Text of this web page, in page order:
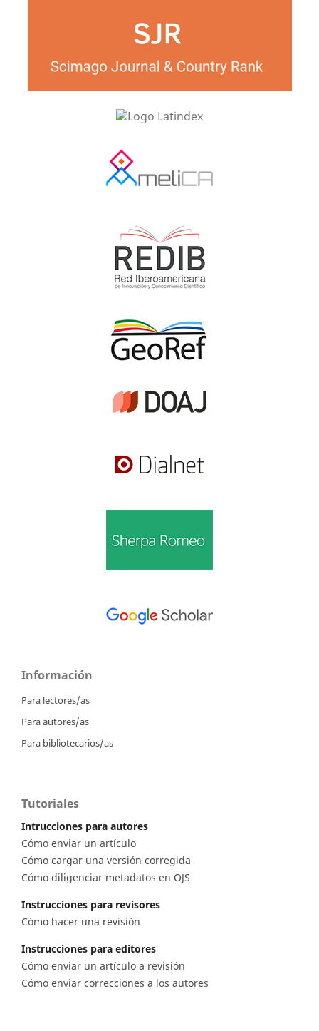
Información
Para lectores/as
Para autores/as
Para bibliotecarios/as
Tutoriales
Intrucciones para autores
Cómo enviar un artículo
Cómo cargar una versión corregida
Cómo diligenciar metadatos en OJS
Instrucciones para revisores
Cómo hacer una revisión
Instrucciones para editores
Cómo enviar un artículo a revisión
Cómo enviar correcciones a los autores